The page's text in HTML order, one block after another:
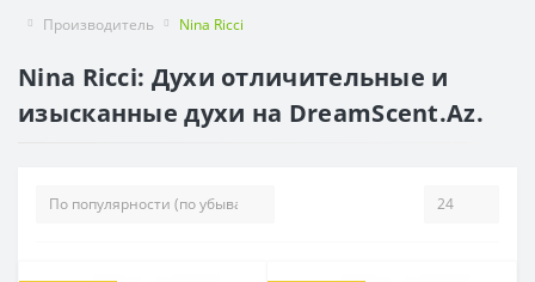
Производитель Nina Ricci
Nina Ricci: Духи отличительные и
изысканные духи на DreamScent.Az.